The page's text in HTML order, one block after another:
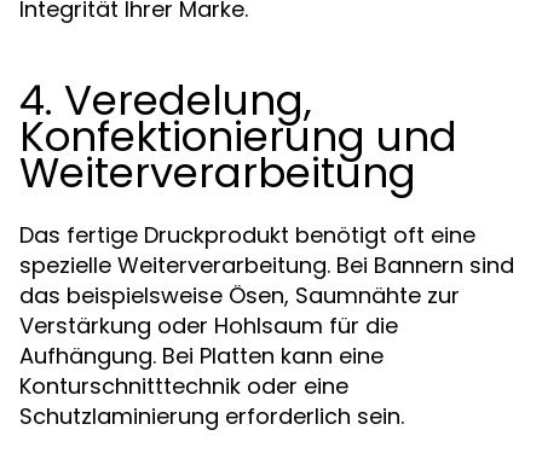
Integrität Ihrer Marke.
4. Veredelung,
Konfektionierung und
Weiterverarbeitung
Das fertige Druckprodukt benötigt oft eine
spezielle Weiterverarbeitung. Bei Bannern sind
das beispielsweise Ösen, Saumnähte zur
Verstärkung oder Hohlsaum für die
Aufhängung. Bei Platten kann eine
Konturschnitttechnik oder eine
Schutzlaminierung erforderlich sein.